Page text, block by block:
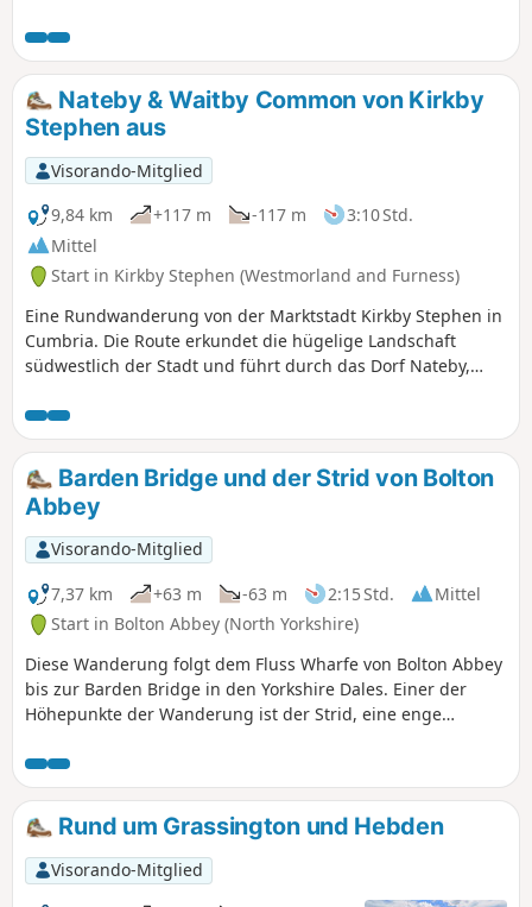
Bach überqueren, Melbecks Moor
durchqueren und an den
Abraumhalden der längst stillgelegten
Bleiminen vorbeikommen. Der Weg
führt über einen der „Hushes” hinunter
zum Bunton Level oberhalb von
Gunnerside Gill. Der Rückweg verläuft
auf grasbewachsenen Wegen, die das
Brownsey Moor umrunden und durch
Ackerland führen, oft entlang trockener
Steinmauern und vorbei an
bewirtschafteten Bauernhöfen und
traditionellen Scheunen.
Nateby & Waitby Common von Kirkby
Stephen aus
Visorando-Mitglied
9,84 km
+117 m -117 m
3:10 Std.
Mittel
Start in Kirkby Stephen (Westmorland and Furness)
Eine Rundwanderung von der Marktstadt Kirkby Stephen in
Cumbria. Die Route erkundet die hügelige Landschaft
südwestlich der Stadt und führt durch das Dorf Nateby,
Common zurück zum Ausgangspunkt führt.
Barden Bridge und der Strid von Bolton
Abbey
Visorando-Mitglied
7,37 km
+63 m -63 m 2:15 Std.
Mittel
Start in Bolton Abbey (North Yorkshire)
Diese Wanderung folgt dem Fluss Wharfe von Bolton Abbey
bis zur Barden Bridge in den Yorkshire Dales. Einer der
Höhepunkte der Wanderung ist der Strid, eine enge
Wanderung hat nur wenige Steigungen und führt durch
einige schöne Waldgebiete.
Rund um Grassington und Hebden
Visorando-Mitglied